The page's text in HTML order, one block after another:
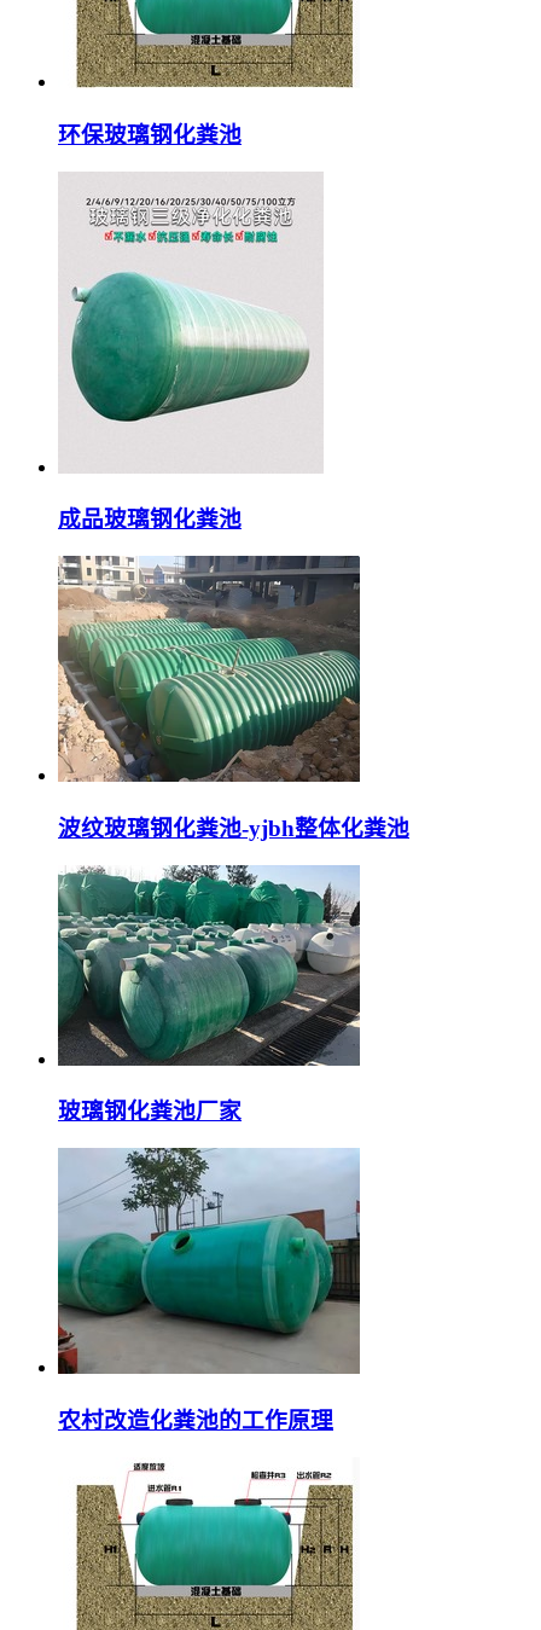
环保玻璃钢化粪池
成品玻璃钢化粪池
波纹玻璃钢化粪池-yjbh整体化粪池
玻璃钢化粪池厂家
农村改造化粪池的工作原理